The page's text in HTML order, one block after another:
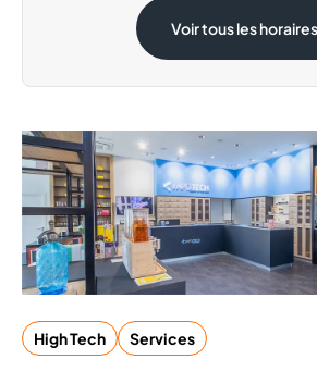
Dimanche 1 Novembre
Voir tous les horaires
High Tech Services